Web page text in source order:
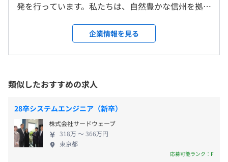
雇用関係なし
シリテーションスキルなど総合的なビジネススキルを学ぶ
自己啓発支援の有無及びその内容
資格取得支援制度では、個人のキャリアプランに応じた資
ほかにも能力開発制度があり、業務に関連する技術力習得
のために一般講座を利用した場合、その講座にかかった費
メンター制度の有無
あり
キャリアコンサルティング制度の有無及びその内容
希望者は、社外コンサルタントと個別のキャリアカウンセ
発を行っています。私たちは、自然豊かな信州を拠点
え続け、製品やサービスの価値を実現するソフトウ
ェア開発を、チームで推進しています。 私たちが求
めているのは、自ら学び、課題に向き合い、より良
重ね、ともに新しい価値をつくっていきませんか。
当社は、コアタイムなしのフルフレックスタイム制
度やリモートワーク制度を導入しています。働きやす
い環境と充実した福利厚生を整備し、安心して長く
働いていただける環境です。多様なバックグラウンド
のエンジニアが活躍する、挑戦できる環境で、次の
キャリアへ。
企業情報を見る
類似したおすすめの求人
28卒システムエンジニア（新卒）
株式会社サードウェーブ
318万 〜 366万円
東京都
応募可能ランク：F